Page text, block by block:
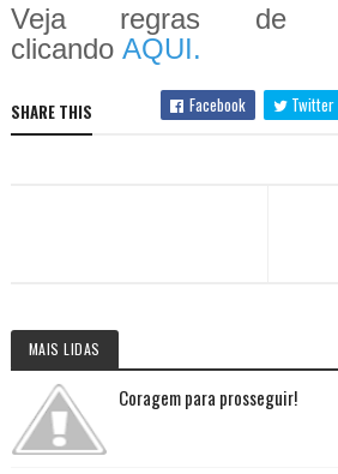
Veja regras de
clicando AQUI.
SHARE THIS Facebook Twitter
MAIS LIDAS
Coragem para prosseguir!